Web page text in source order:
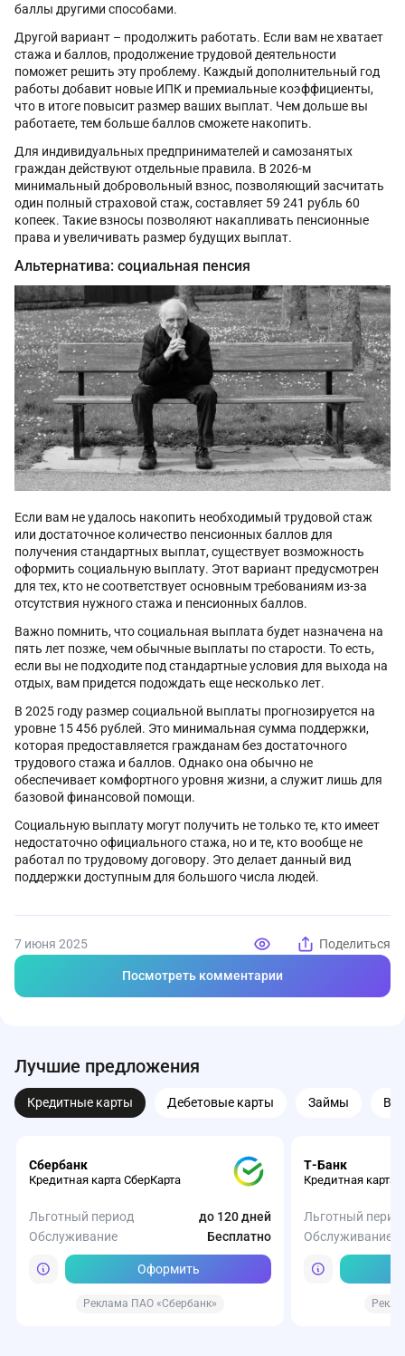
баллы другими способами.
Другой вариант – продолжить работать. Если вам не хватает
стажа и баллов, продолжение трудовой деятельности
поможет решить эту проблему. Каждый дополнительный год
работы добавит новые ИПК и премиальные коэффициенты,
что в итоге повысит размер ваших выплат. Чем дольше вы
работаете, тем больше баллов сможете накопить.
Для индивидуальных предпринимателей и самозанятых
граждан действуют отдельные правила. В 2026-м
минимальный добровольный взнос, позволяющий засчитать
один полный страховой стаж, составляет 59 241 рубль 60
копеек. Такие взносы позволяют накапливать пенсионные
права и увеличивать размер будущих выплат.
Альтернатива: социальная пенсия
Если вам не удалось накопить необходимый трудовой стаж
или достаточное количество пенсионных баллов для
получения стандартных выплат, существует возможность
оформить социальную выплату. Этот вариант предусмотрен
для тех, кто не соответствует основным требованиям из-за
отсутствия нужного стажа и пенсионных баллов.
Важно помнить, что социальная выплата будет назначена на
пять лет позже, чем обычные выплаты по старости. То есть,
если вы не подходите под стандартные условия для выхода на
отдых, вам придется подождать еще несколько лет.
В 2025 году размер социальной выплаты прогнозируется на
уровне 15 456 рублей. Это минимальная сумма поддержки,
которая предоставляется гражданам без достаточного
трудового стажа и баллов. Однако она обычно не
обеспечивает комфортного уровня жизни, а служит лишь для
базовой финансовой помощи.
Социальную выплату могут получить не только те, кто имеет
недостаточно официального стажа, но и те, кто вообще не
работал по трудовому договору. Это делает данный вид
поддержки доступным для большого числа людей.
7 июня 2025 Поделиться
Посмотреть комментарии
Лучшие предложения
Кредитные карты Дебетовые карты Займы
Сбербанк
Кредитная карта СберКарта
Льготный период
до 120 дней
Обслуживание
Бесплатно
Оформить
Реклама ПАО «Сбербанк»
Т-Банк
Кредитная карта
Льготный
Обслуживание